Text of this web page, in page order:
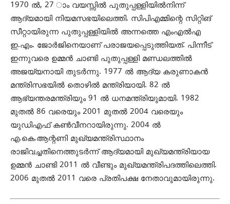
1970 ല്‍, 27 ാം വയസ്സില്‍ പുതുപ്പള്ളിയില്‍നിന്ന്
ആദ്യമായി നിയമസഭയിലെത്തി. സിപിഎമ്മിന്റെ സിറ്റിങ്
സീറ്റായിരുന്ന പുതുപ്പള്ളിയില്‍ അന്നത്തെ എംഎല്‍എ
ഇ.എം. ജോര്‍ജിനെയാണ് പരാജയപ്പെടുത്തിയത്. പിന്നീട്
ഇന്നുവരെ ഉമ്മന്‍ ചാണ്ടി പുതുപ്പള്ളി മണ്ഡലത്തില്‍
അജയ്യനായി തുടര്‍ന്നു. 1977 ല്‍ ആദ്യ കരുണാകന്‍
മന്ത്രിസഭയില്‍ തൊഴില്‍ മന്ത്രിയായി. 82 ല്‍
ആഭ്യന്തരമന്ത്രിയും 91 ല്‍ ധനമന്ത്രിയുമായി. 1982
മുതല്‍ 86 വരെയും 2001 മുതല്‍ 2004 വരെയും
യുഡിഎഫ് കണ്‍വീനറായിരുന്നു. 2004 ല്‍
എ.കെ.ആന്റണി മുഖ്യമന്ത്രിസ്ഥാനം
രാജിവച്ചതിനെത്തുടര്‍ന്ന് ആദ്യമായി മുഖ്യമന്ത്രിയായ
ഉമ്മന്‍ ചാണ്ടി 2011 ല്‍ വീണ്ടും മുഖ്യമന്ത്രിപദത്തിലെത്തി.
2006 മുതല്‍ 2011 വരെ പ്രതിപക്ഷ നേതാവുമായിരുന്നു.